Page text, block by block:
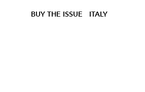
BUY THE ISSUE ITALY